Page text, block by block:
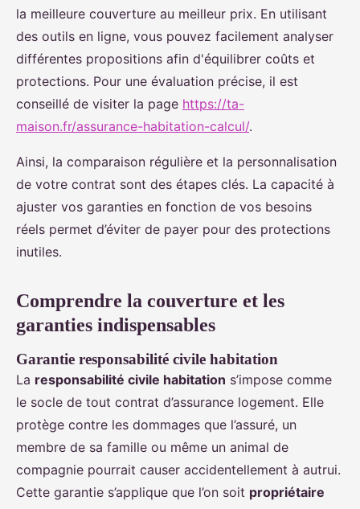
la meilleure couverture au meilleur prix. En utilisant
des outils en ligne, vous pouvez facilement analyser
différentes propositions afin d'équilibrer coûts et
protections. Pour une évaluation précise, il est
conseillé de visiter la page https://ta-
maison.fr/assurance-habitation-calcul/.
Ainsi, la comparaison régulière et la personnalisation
de votre contrat sont des étapes clés. La capacité à
ajuster vos garanties en fonction de vos besoins
réels permet d’éviter de payer pour des protections
inutiles.
Comprendre la couverture et les
garanties indispensables
Garantie responsabilité civile habitation
La responsabilité civile habitation s’impose comme
le socle de tout contrat d’assurance logement. Elle
protège contre les dommages que l’assuré, un
membre de sa famille ou même un animal de
compagnie pourrait causer accidentellement à autrui.
Cette garantie s’applique que l’on soit propriétaire